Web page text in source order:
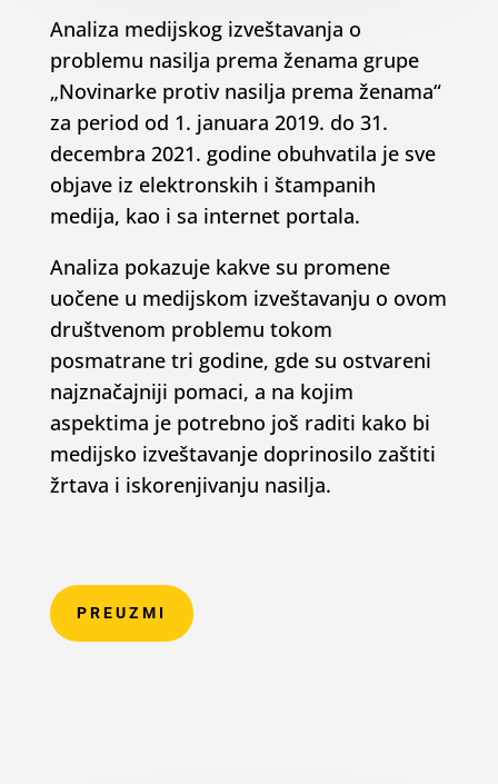
Analiza medijskog izveštavanja o
problemu nasilja prema ženama grupe
„Novinarke protiv nasilja prema ženama“
za period od 1. januara 2019. do 31.
decembra 2021. godine obuhvatila je sve
objave iz elektronskih i štampanih
medija, kao i sa internet portala.
Analiza pokazuje kakve su promene
uočene u medijskom izveštavanju o ovom
društvenom problemu tokom
posmatrane tri godine, gde su ostvareni
najznačajniji pomaci, a na kojim
aspektima je potrebno još raditi kako bi
medijsko izveštavanje doprinosilo zaštiti
žrtava i iskorenjivanju nasilja.
PREUZMI